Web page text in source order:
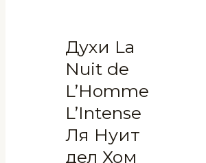
Духи La
Nuit de
L’Homme
L’Intense
Ля Нуит
дел Хом